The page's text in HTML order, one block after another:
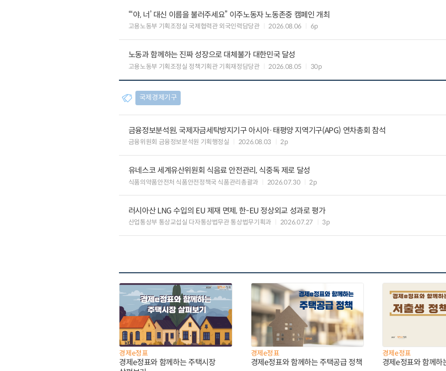
“‘야, 너’ 대신 이름을 불러주세요” 이주노동자 노동존중 캠페인 개최
고용노동부 기획조정실 국제협력관 외국인력담당관 2026.08.06 6p
노동과 함께하는 진짜 성장으로 대체불가 대한민국 달성
고용노동부 기획조정실 정책기획관 기획재정담당관 2026.08.05 30p
국제경제기구
금융정보분석원, 국제자금세탁방지기구 아시아·태평양 지역기구(APG) 연차총회 참석
금융위원회 금융정보분석원 기획행정실 2026.08.03 2p
유네스코 세계유산위원회 식음료 안전관리, 식중독 제로 달성
식품의약품안전처 식품안전정책국 식품관리총괄과 2026.07.30 2p
러시아산 LNG 수입의 EU 제재 면제, 한-EU 정상외교 성과로 평가
산업통상부 통상교섭실 다자통상법무관 통상법무기획과 2026.07.27 3p
경제e정표
경제e정표와 함께하는 주택시장
경제e정표
경제e정표와 함께하는 주택공급 정책
경제e정표
경제e정표와 함께하